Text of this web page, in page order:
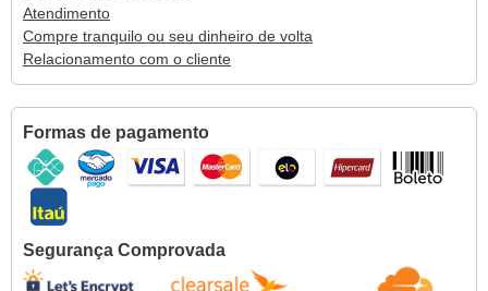
Atendimento
Compre tranquilo ou seu dinheiro de volta
Relacionamento com o cliente
Formas de pagamento
Segurança Comprovada